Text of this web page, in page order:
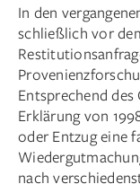
In den
schließlich vor
Entsprechend
Erklärung von
oder Entzug eine
nach